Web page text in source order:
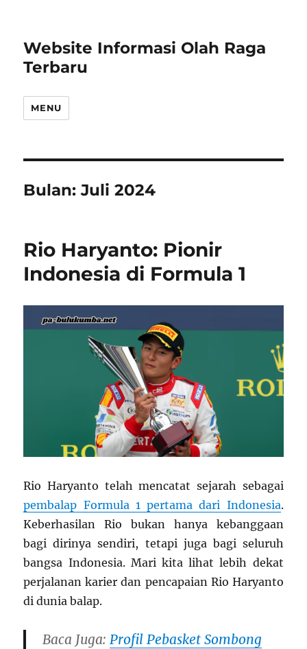
Website Informasi Olah Raga
Terbaru
MENU
Bulan:Juli 2024
Rio Haryanto: Pionir
Indonesia di Formula 1
Rio Haryanto telah mencatat sejarah sebagai
pembalap Formula 1 pertama dari Indonesia.
Keberhasilan Rio bukan hanya kebanggaan
bagi dirinya sendiri, tetapi juga bagi seluruh
bangsa Indonesia. Mari kita lihat lebih dekat
perjalanan karier dan pencapaian Rio Haryanto
di dunia balap.
Baca Juga: Profil Pebasket Sombong